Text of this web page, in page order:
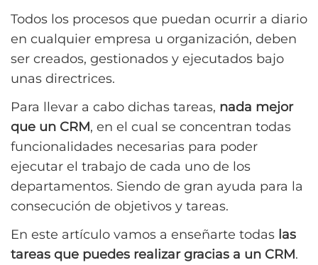
Todos los procesos que puedan ocurrir a diario
en cualquier empresa u organización, deben
ser creados, gestionados y ejecutados bajo
unas directrices.
Para llevar a cabo dichas tareas, nada mejor
que un CRM, en el cual se concentran todas
funcionalidades necesarias para poder
ejecutar el trabajo de cada uno de los
departamentos. Siendo de gran ayuda para la
consecución de objetivos y tareas.
En este artículo vamos a enseñarte todas las
tareas que puedes realizar gracias a un CRM.